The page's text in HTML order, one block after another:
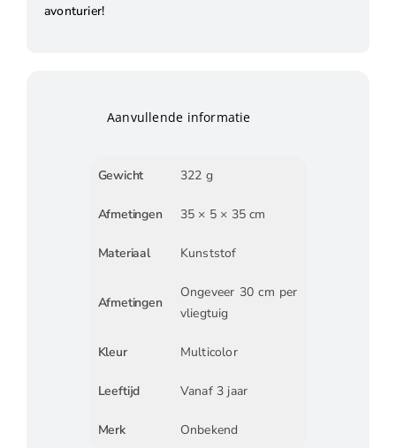
avonturier!
Aanvullende informatie
Gewicht 322 g
Afmetingen 35 × 5 × 35 cm
Materiaal Kunststof
Afmetingen
Ongeveer 30 cm per
vliegtuig
Kleur Multicolor
Leeftijd Vanaf 3 jaar
Merk Onbekend